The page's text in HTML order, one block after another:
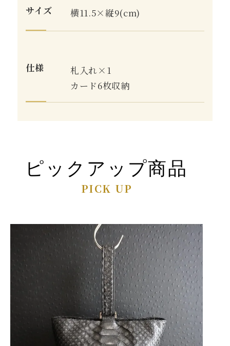
サイズ 横11.5×縦9(cm)
仕様
札入れ×1
カード6枚収納
ピックアップ商品
PICK UP